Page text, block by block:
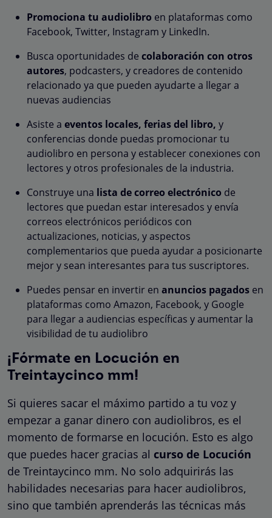
Promociona tu audiolibro en plataformas como
Facebook, Twitter, Instagram y LinkedIn.
Busca oportunidades de colaboración con otros
autores, podcasters, y creadores de contenido
relacionado ya que pueden ayudarte a llegar a
nuevas audiencias
Asiste a eventos locales, ferias del libro, y
conferencias donde puedas promocionar tu
audiolibro en persona y establecer conexiones con
lectores y otros profesionales de la industria.
Construye una lista de correo electrónico de
lectores que puedan estar interesados y envía
correos electrónicos periódicos con
actualizaciones, noticias, y aspectos
complementarios que pueda ayudar a posicionarte
mejor y sean interesantes para tus suscriptores.
Puedes pensar en invertir en anuncios pagados en
plataformas como Amazon, Facebook, y Google
para llegar a audiencias específicas y aumentar la
visibilidad de tu audiolibro
¡Fórmate en Locución en
Treintaycinco mm!
Si quieres sacar el máximo partido a tu voz y
empezar a ganar dinero con audiolibros, es el
momento de formarse en locución. Esto es algo
que puedes hacer gracias al curso de Locución
de Treintaycinco mm. No solo adquirirás las
habilidades necesarias para hacer audiolibros,
sino que también aprenderás las técnicas más